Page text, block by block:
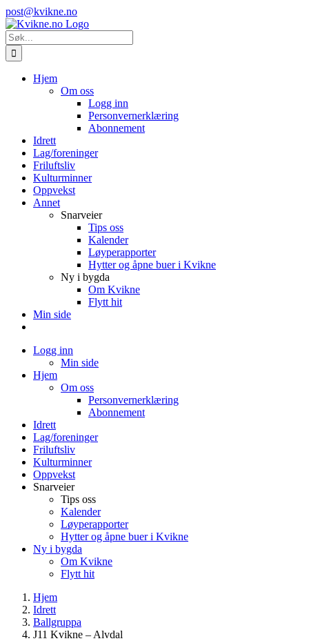
Skip
to
content
Instagram
E-
post
post@kvikne.no
Søk
etter:
Hjem
Om oss
Logg inn
Personvernerklæring
Abonnement
Idrett
Lag/foreninger
Friluftsliv
Kulturminner
Oppvekst
Annet
Snarveier
Tips oss
Kalender
Løyperapporter
Hytter og åpne buer i Kvikne
Ny i bygda
Om Kvikne
Flytt hit
Min side
Logg inn
Min side
Hjem
Om oss
Personvernerklæring
Abonnement
Idrett
Lag/foreninger
Friluftsliv
Kulturminner
Oppvekst
Snarveier
Tips oss
Kalender
Løyperapporter
Hytter og åpne buer i Kvikne
Ny i bygda
Om Kvikne
Flytt hit
Hjem
Idrett
Ballgruppa
J11 Kvikne – Alvdal